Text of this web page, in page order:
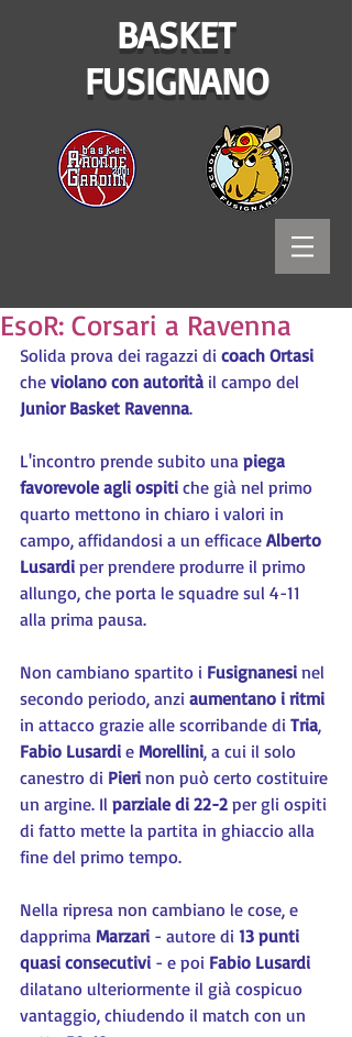
BASKET
FUSIGNANO
EsoR: Corsari a Ravenna
Solida prova dei ragazzi di coach Ortasi
che violano con autorità il campo del
Junior Basket Ravenna.
L'incontro prende subito una piega
favorevole agli ospiti che già nel primo
quarto mettono in chiaro i valori in
campo, affidandosi a un efficace Alberto
Lusardi per prendere produrre il primo
allungo, che porta le squadre sul 4-11
alla prima pausa.
Non cambiano spartito i Fusignanesi nel
secondo periodo, anzi aumentano i ritmi
in attacco grazie alle scorribande di Tria,
Fabio Lusardi e Morellini, a cui il solo
canestro di Pieri non può certo costituire
un argine. Il parziale di 22-2 per gli ospiti
di fatto mette la partita in ghiaccio alla
fine del primo tempo.
Nella ripresa non cambiano le cose, e
dapprima Marzari - autore di 13 punti
quasi consecutivi - e poi Fabio Lusardi
dilatano ulteriormente il già cospicuo
vantaggio, chiudendo il match con un